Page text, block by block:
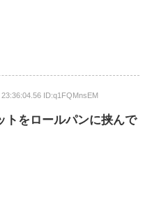
ID:q1FQMnsEM
トをロールパンに挟んで